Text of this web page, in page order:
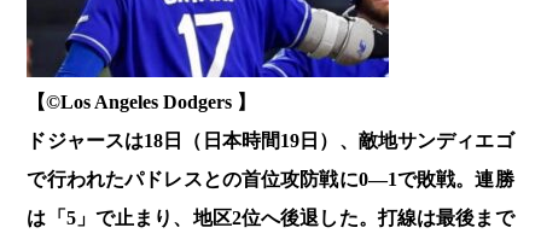
【©️Los Angeles Dodgers 】
ドジャースは18日（日本時間19日）、敵地サンディエゴ
で行われたパドレスとの首位攻防戦に0―1で敗戦。連勝
は「5」で止まり、地区2位へ後退した。打線は最後まで